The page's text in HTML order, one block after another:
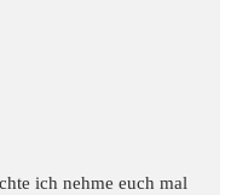
ich nehme euch mal